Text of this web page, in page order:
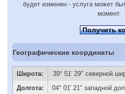
будет изменен - услуга может
момент.
Получить
Географические координаты
Широта:
39° 51′ 29″ северной
Долгота:
04° 01′ 21″ западной